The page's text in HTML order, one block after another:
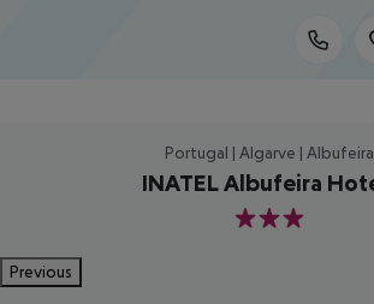
Portugal | Algarve | Albufeira
INATEL Albufeira
3
Previous